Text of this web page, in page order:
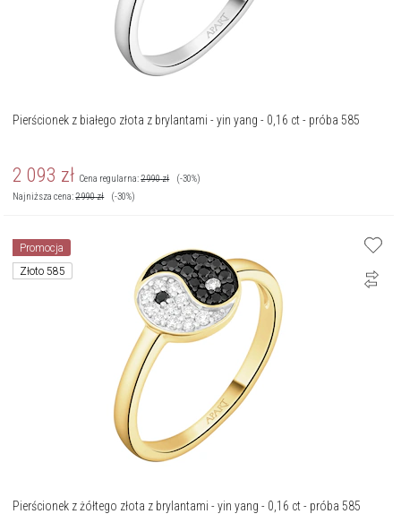
Pierścionek z białego złota z brylantami - yin yang - 0,16 ct - próba 585
2 093 zł Cena regularna:2 990zł
(-30%)
Najniższa cena:2 990zł (-30%)
Promocja
Złoto 585
Pierścionek z żółtego złota z brylantami - yin yang - 0,16 ct - próba 585